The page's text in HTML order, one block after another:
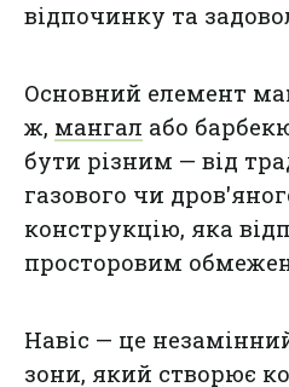
відпочинку та
Основний елемент
ж, мангал або
бути різним — від
газового чи
конструкцію, яка
просторовим
Навіс — це
зони, який створює